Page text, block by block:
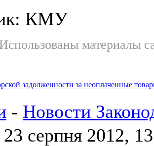
КМУ
Использованы материалы
задолженности за неоплаченные
- Новости
серпня 2012,